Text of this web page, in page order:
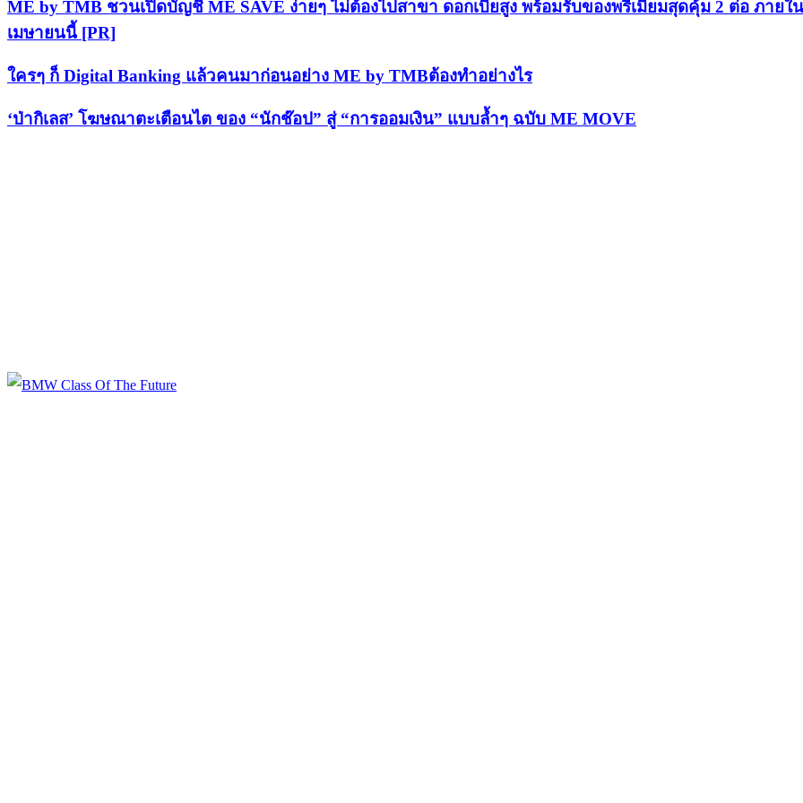
ME by TMB ชวนเปิดบัญชี ME SAVE ง่ายๆ ไม่ต้องไปสาขา ดอกเบี้ยสูง พร้อมรับของพรีเมี่ยมสุดคุ้ม 2 ต่อ ภายใ
เมษายนนี้ [PR]
ใครๆ ก็ Digital Banking แล้วคนมาก่อนอย่าง ME by TMBต้องทำอย่างไร
‘ป่ากิเลส’ โฆษณาตะเตือนไต ของ “นักช๊อป” สู่ “การออมเงิน” แบบล้ำๆ ฉบับ ME MOVE